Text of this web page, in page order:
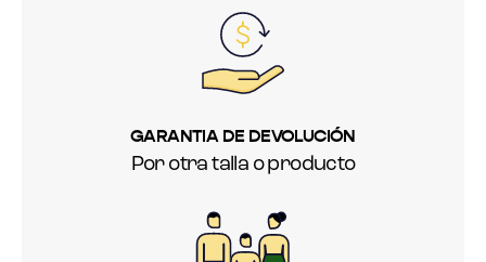
GARANTIA DE DEVOLUCIÓN
Por otra talla o producto